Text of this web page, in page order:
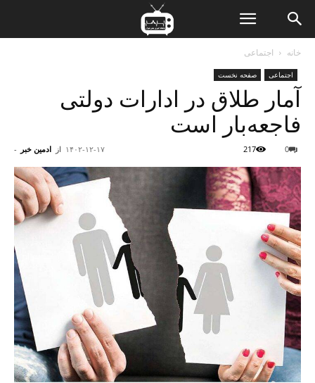
خانه اجتماعی
اجتماعی صفحه نخست
آمار طلاق در ادارات دولتی
فاجعه‌بار است
از ادمین خبر - ۱۴۰۲-۱۲-۱۷ 0
217